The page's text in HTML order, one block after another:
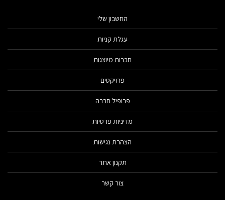
החשבון שלי
עגלת קניות
חברות מיוצגות
פרויקטים
פרופיל חברה
מדיניות פרטיות
הצהרת נגישות
תקנון אתר
צור קשר